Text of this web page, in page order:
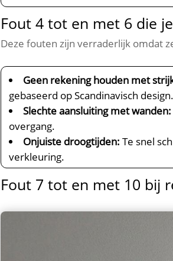
Fout 4 tot en met 6 die
Deze fouten zijn verraderlijk omdat
Geen rekening houden met
gebaseerd op Scandinavisch
Slechte aansluiting met wanden:
overgang.​
Onjuiste droogtijden: Te snel
verkleuring.​
Fout 7 tot en met 10 bij